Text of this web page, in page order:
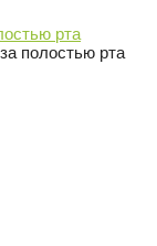
рта
полостью рта